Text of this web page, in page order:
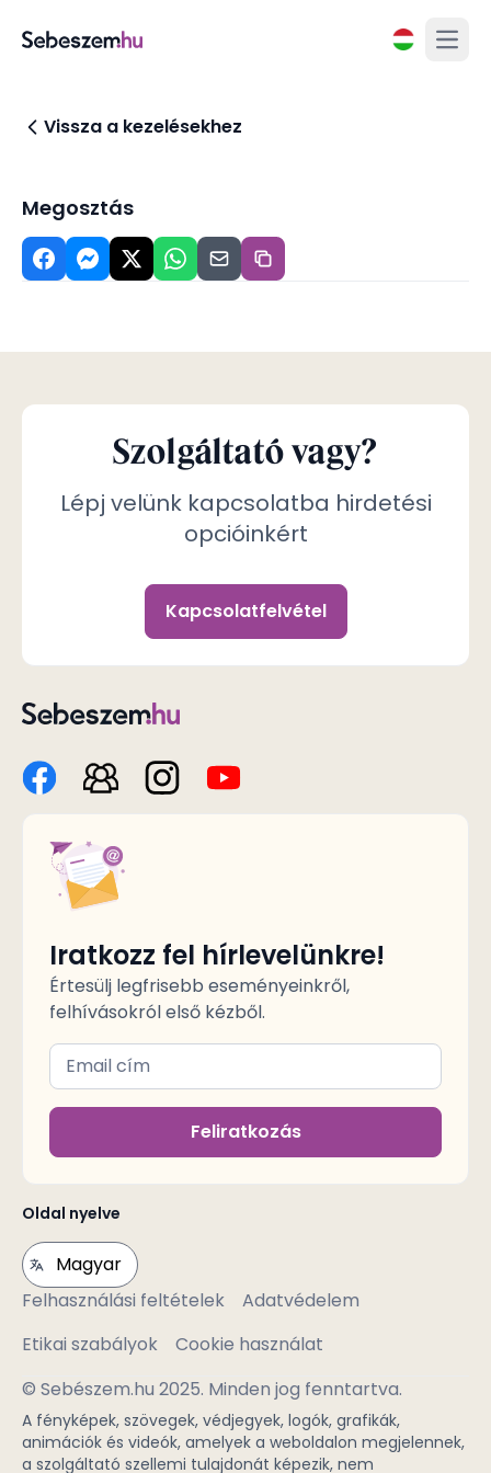
Vissza a kezelésekhez
Megosztás
Szolgáltató vagy?
Lépj velünk kapcsolatba hirdetési
opcióinkért
Kapcsolatfelvétel
Iratkozz fel hírlevelünkre!
Értesülj legfrisebb eseményeinkről,
felhívásokról első kézből.
Feliratkozás
Oldal nyelve
Felhasználási feltételek
Adatvédelem
Etikai szabályok
Cookie használat
© Sebészem.hu 2025. Minden jog fenntartva.
A fényképek, szövegek, védjegyek, logók, grafikák,
animációk és videók, amelyek a weboldalon megjelennek,
a szolgáltató szellemi tulajdonát képezik, nem